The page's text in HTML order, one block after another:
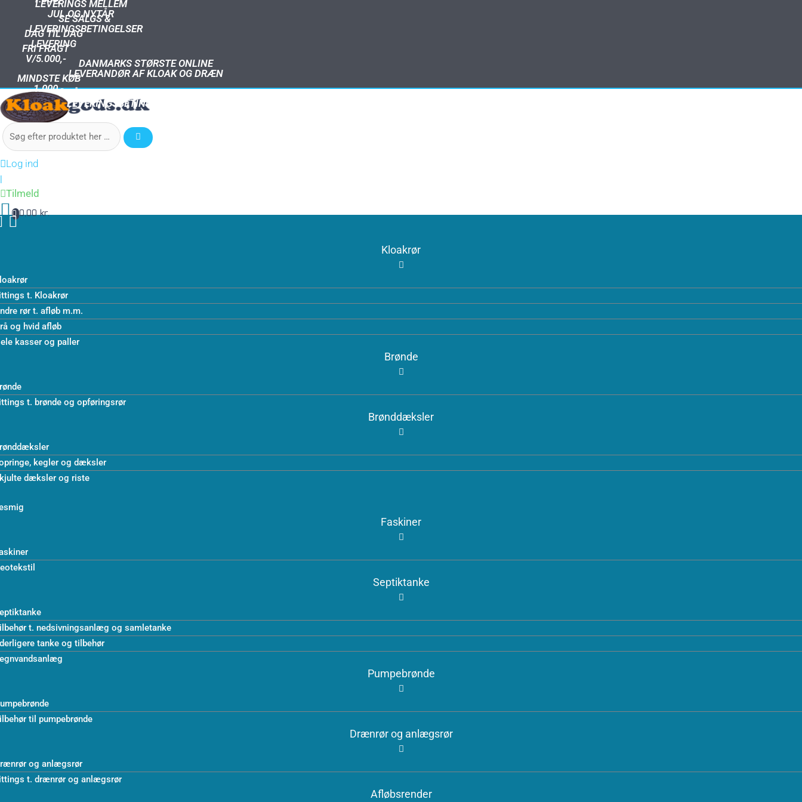
LEVERINGS MELLEM
JUL OG NYTÅR
SE SALGS &
LEVERINGSBETINGELSER
DAG TIL DAG
LEVERING
FRI FRAGT
V/5.000,-
DANMARKS STØRSTE ONLINE
LEVERANDØR AF KLOAK OG DRÆN
MINDSTE KØB
1.000,-SE ÅBNINGSTIDER I SALGS &
LEVERINGSBETINGELSER
Log ind
|
Tilmeld
0 0,00 kr.
Kloakrør
t. Kloakrør
rør t. afløb m.m.
og hvid afløb
kasser og paller
Brønde
t. brønde og opføringsrør
Brønddæksler
kegler og dæksler
dæksler og riste
Faskiner
Septiktanke
t. nedsivningsanlæg og samletanke
tanke og tilbehør
Pumpebrønde
til pumpebrønde
Drænrør og anlægsrør
og anlægsrør
t. drænrør og anlægsrør
Afløbsrender